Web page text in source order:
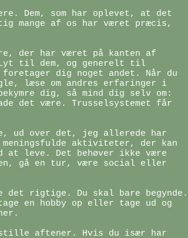
Dem, som har oplevet, at det
mange af os har været præcis,
der har været på kanten af
Lyt til dem, og generelt til
dig noget andet. Når du
læse om andres erfaringer i
dig, så mind dig selv om:
det være. Trusselsystemet får
ud over det, jeg allerede har
aktiviteter, der kan
leve. Det behøver ikke være
gå en tur, være social eller
det rigtige. Du skal bare begynde.
en hobby op eller tage ud og
stille aftener. Hvis du især har